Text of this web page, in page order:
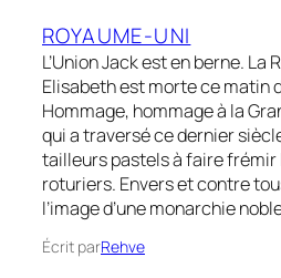
ROYAUME-UNI
L’Union Jack est en berne. La
Elisabeth est morte ce matin
Hommage, hommage à la
qui a traversé ce dernier
tailleurs pastels à faire frémir
roturiers. Envers et contre
l’image d’une monarchie
Écrit parRehve